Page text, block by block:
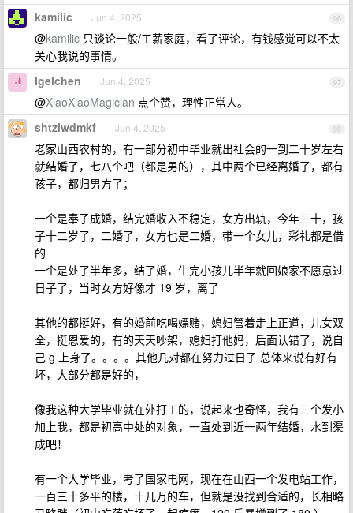
96
kamilic Jun 4, 2025
@kamilic 只谈论一般/工薪家庭，看了评论，有钱感觉可以不太
关心我说的事情。
97
Igelchen Jun 4, 2025
@XiaoXiaoMagician 点个赞，理性正常人。
98
shtzlwdmkf Jun 4, 2025
老家山西农村的，有一部分初中毕业就出社会的一到二十岁左右
就结婚了，七八个吧（都是男的），其中两个已经离婚了，都有
孩子，都归男方了；
一个是奉子成婚，结完婚收入不稳定，女方出轨，今年三十，孩
子十二岁了，二婚了，女方也是二婚，带一个女儿，彩礼都是借
的
一个是处了半年多，结了婚，生完小孩儿半年就回娘家不愿意过
日子了，当时女方好像才 19 岁，离了
其他的都挺好，有的婚前吃喝嫖赌，媳妇管着走上正道，儿女双
全，挺恩爱的，有的天天吵架，媳妇打他妈，后面认错了，说自
己 g 上身了。。。。其他几对都在努力过日子 总体来说有好有
坏，大部分都是好的，
像我这种大学毕业就在外打工的，说起来也奇怪，我有三个发小
加上我，都是初高中处的对象，一直处到近一两年结婚，水到渠
成吧！
有一个大学毕业，考了国家电网，现在在山西一个发电站工作，
一百三十多平的楼，十几万的车，但就是没找到合适的，长相略